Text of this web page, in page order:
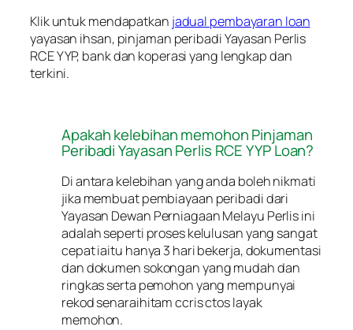
Klik untuk mendapatkan jadual pembayaran loan
yayasan ihsan, pinjaman peribadi Yayasan Perlis
RCE YYP, bank dan koperasi yang lengkap dan
terkini.
Apakah kelebihan memohon Pinjaman
Peribadi Yayasan Perlis RCE YYP Loan?
Di antara kelebihan yang anda boleh nikmati
jika membuat pembiayaan peribadi dari
Yayasan Dewan Perniagaan Melayu Perlis ini
adalah seperti proses kelulusan yang sangat
cepat iaitu hanya 3 hari bekerja, dokumentasi
dan dokumen sokongan yang mudah dan
ringkas serta pemohon yang mempunyai
rekod senaraihitam ccris ctos layak
memohon.